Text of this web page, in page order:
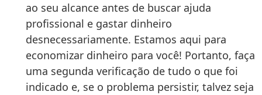
ao seu alcance antes de buscar ajuda
profissional e gastar dinheiro
desnecessariamente. Estamos aqui para
economizar dinheiro para você! Portanto, faça
uma segunda verificação de tudo o que foi
indicado e, se o problema persistir, talvez seja